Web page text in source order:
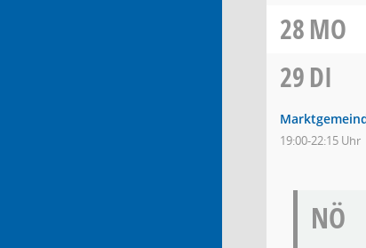
28MO
29DI
19:00-22:15 Uhr
NÖ